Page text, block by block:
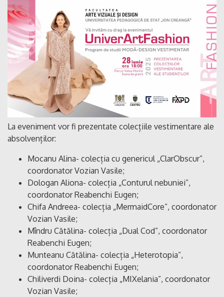
La eveniment vor fi prezentate colecțiile vestimentare ale
absolvenților:
Mocanu Alina- colecția cu genericul „ClarObscur”,
coordonator Vozian Vasile;
Dologan Aliona- colecția „Conturul nebuniei”,
coordonator Reabenchi Eugen;
Chifa Andreea- colecția „MermaidCore”, coordonator
Vozian Vasile;
Mîndru Cătălina- colecția „Dual Cod”, coordonator
Reabenchi Eugen;
Munteanu Cătălina- colecția „Heterotopia”,
coordonator Reabenchi Eugen;
Chiliverdi Doina- colecția „MIXelania”, coordonator
Vozian Vasile;